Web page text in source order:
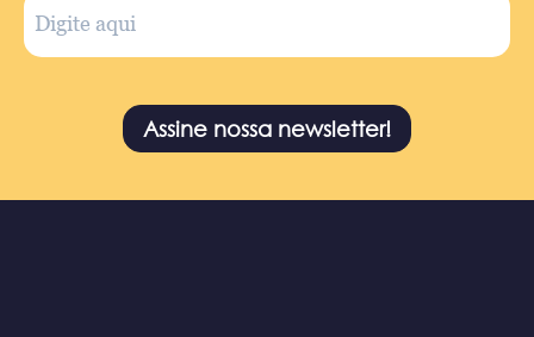
Assine nossa newsletter!